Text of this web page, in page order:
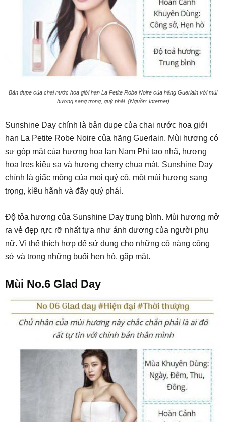
Bản dupe của chai nước hoa giới hạn La Petite Robe Noire của hãng Guerlain với mùi
hương sang trọng, quý phái. (Nguồn: Internet)
Sunshine Day chính là bản dupe của chai nước hoa giới
hạn La Petite Robe Noire của hãng Guerlain. Mùi hương có
sự góp mặt của hương hoa lan Nam Phi tao nhã, hương
hoa Ires kiêu sa và hương cherry chua mát. Sunshine Day
chính là giấc mộng của mọi quý cô, một mùi hương sang
trọng, kiêu hãnh và đầy quý phái.
Độ tỏa hương của Sunshine Day trung bình. Mùi hương mở
ra vẻ đẹp rực rỡ nhất tựa như ánh dương của người phụ
nữ. Vì thế thích hợp để sử dụng cho những cô nàng công
sở và trong những buổi hẹn hò, gặp mặt.
Mùi No.6 Glad Day